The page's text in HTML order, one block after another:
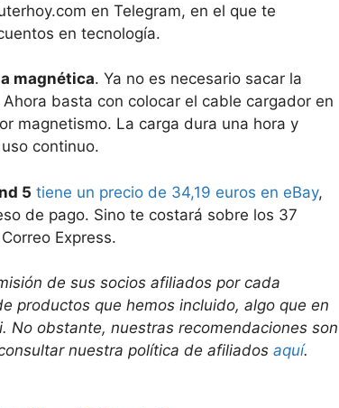
en Telegram, en el que te
en tecnología.
magnética. Ya no es necesario sacar la
basta con colocar el cable cargador en
magnetismo. La carga dura una hora y
continuo.
5 tiene un precio de 34,19 euros en eBay,
de pago. Sino te costará sobre los 37
Express.
de sus socios afiliados por cada
productos que hemos incluido, algo que en
No obstante, nuestras recomendaciones son
nuestra política de afiliados aquí.